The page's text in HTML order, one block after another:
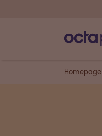
Homepage